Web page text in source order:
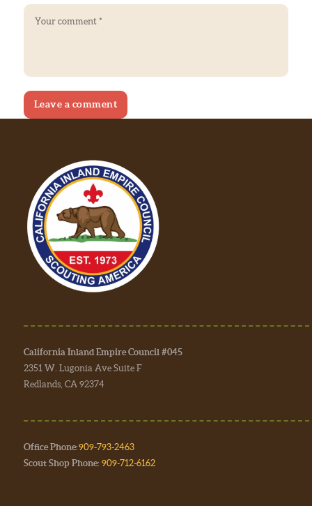
California Inland Empire Council #045
2351 W. Lugonia Ave Suite F
Redlands, CA 92374
Office Phone:909-793-2463
Scout Shop Phone: 909-712-6162